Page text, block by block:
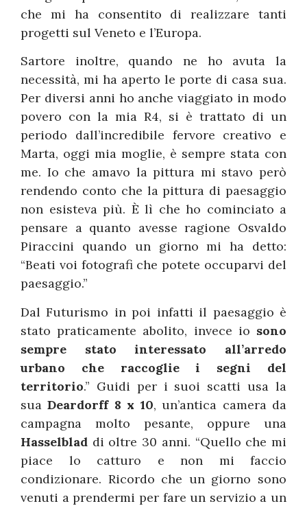
che mi ha consentito di realizzare tanti
progetti sul Veneto e l’Europa.
Sartore inoltre, quando ne ho avuta la
necessità, mi ha aperto le porte di casa sua.
Per diversi anni ho anche viaggiato in modo
povero con la mia R4, si è trattato di un
periodo dall’incredibile fervore creativo e
Marta, oggi mia moglie, è sempre stata con
me. Io che amavo la pittura mi stavo però
rendendo conto che la pittura di paesaggio
non esisteva più. È lì che ho cominciato a
pensare a quanto avesse ragione Osvaldo
Piraccini quando un giorno mi ha detto:
“Beati voi fotografi che potete occuparvi del
paesaggio.”
Dal Futurismo in poi infatti il paesaggio è
stato praticamente abolito, invece io sono
sempre stato interessato all’arredo
urbano che raccoglie i segni del
territorio.” Guidi per i suoi scatti usa la
suaDeardorff 8 x 10, un’antica camera da
campagna molto pesante, oppure una
Hasselblad di oltre 30 anni. “Quello che mi
piace lo catturo e non mi faccio
condizionare. Ricordo che un giorno sono
venuti a prendermi per fare un servizio a un